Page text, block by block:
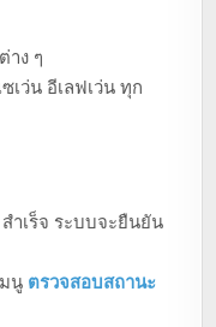
าง ๆ
เว่น อีเลฟเว่น ทุก
ำเร็จ ระบบจะยืนยัน
นู ตรวจสอบสถานะ